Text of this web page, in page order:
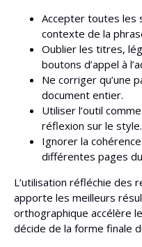
Accepter toutes les
contexte de la
Oublier les titres,
boutons d’appel à
Ne corriger qu’une
document entier.
Utiliser l’outil
réflexion sur le style.
Ignorer la
différentes pages
L’utilisation réfléchie des
apporte les meilleurs
orthographique accélère
décide de la forme finale